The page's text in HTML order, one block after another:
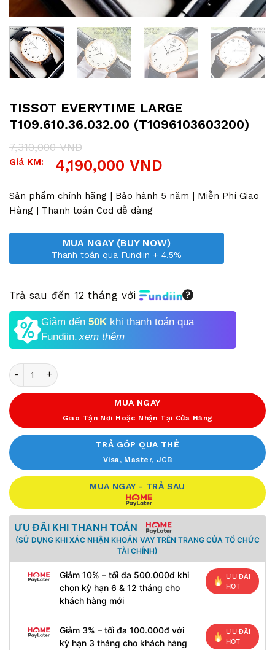
TISSOT EVERYTIME LARGE
T109.610.36.032.00 (T1096103603200)
7,310,000VND
Giá
7,310,000 VND.
4,190,000 VND
Giá
là:
4,190,000 VND.
Giá KM:
Sản phẩm chính hãng | Bảo hành 5 năm | Miễn Phí Giao
Hàng | Thanh toán Cod dễ dàng
MUA NGAY (BUY NOW)
Thanh toán qua Fundiin + 4.5%
Trả sau đến 12 tháng với
Giảm đến 50K khi thanh toán qua
Fundiin.xem thêm
Số lượng
MUA NGAY
Giao Tận Nơi Hoặc Nhận Tại Cửa Hàng
TRẢ GÓP QUA THẺ
Visa, Master, JCB
MUA NGAY - TRẢ SAU
ƯU ĐÃI KHI THANH TOÁN
(SỬ DỤNG KHI XÁC NHẬN KHOẢN VAY TRÊN TRANG CỦA TỔ CHỨC
TÀI CHÍNH)
Giảm 10% – tối đa 500.000đ khi
chọn kỳ hạn 6 & 12 tháng cho
khách hàng mới
ƯU ĐÃI
HOT
Giảm 3% – tối đa 100.000đ với
kỳ hạn 3 tháng cho khách hàng
ƯU ĐÃI
HOT